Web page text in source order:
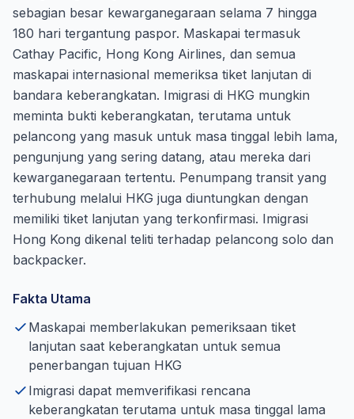
sebagian besar kewarganegaraan selama 7 hingga
180 hari tergantung paspor. Maskapai termasuk
Cathay Pacific, Hong Kong Airlines, dan semua
maskapai internasional memeriksa tiket lanjutan di
bandara keberangkatan. Imigrasi di HKG mungkin
meminta bukti keberangkatan, terutama untuk
pelancong yang masuk untuk masa tinggal lebih lama,
pengunjung yang sering datang, atau mereka dari
kewarganegaraan tertentu. Penumpang transit yang
terhubung melalui HKG juga diuntungkan dengan
memiliki tiket lanjutan yang terkonfirmasi. Imigrasi
Hong Kong dikenal teliti terhadap pelancong solo dan
backpacker.
Fakta Utama
Maskapai memberlakukan pemeriksaan tiket
lanjutan saat keberangkatan untuk semua
penerbangan tujuan HKG
Imigrasi dapat memverifikasi rencana
keberangkatan terutama untuk masa tinggal lama